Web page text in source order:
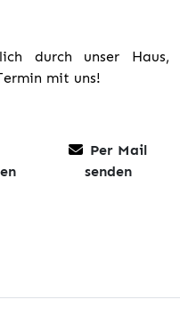
durch unser Haus,
mit uns!
Per Mail
senden